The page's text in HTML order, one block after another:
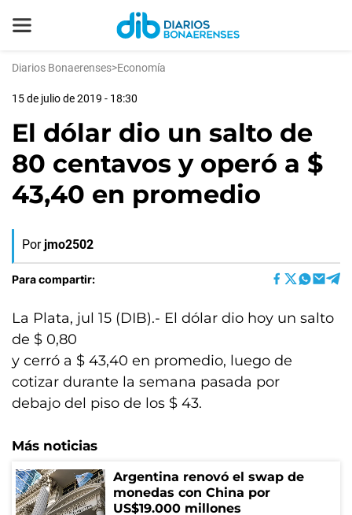
Diarios Bonaerenses>Economía
15 de julio de 2019 - 18:30
El dólar dio un salto de
80 centavos y operó a $
43,40 en promedio
Por jmo2502
Para compartir:
La Plata, jul 15 (DIB).- El dólar dio hoy un salto
de $ 0,80
y cerró a $ 43,40 en promedio, luego de
cotizar durante la semana pasada por
debajo del piso de los $ 43.
Más noticias
Argentina renovó el swap de
monedas con China por
US$19.000 millones